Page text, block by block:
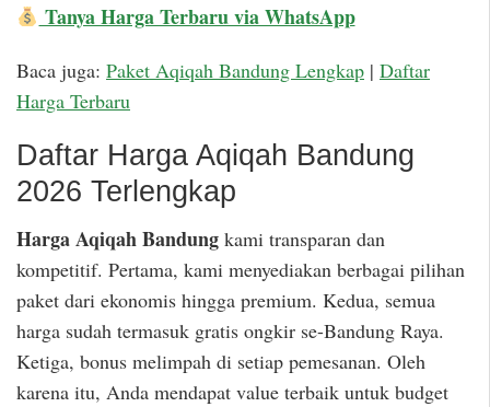
Tanya Harga Terbaru via WhatsApp
Baca juga: Paket Aqiqah Bandung Lengkap | Daftar
Harga Terbaru
Daftar Harga Aqiqah Bandung
2026 Terlengkap
Harga Aqiqah Bandung kami transparan dan
kompetitif. Pertama, kami menyediakan berbagai pilihan
paket dari ekonomis hingga premium. Kedua, semua
harga sudah termasuk gratis ongkir se-Bandung Raya.
Ketiga, bonus melimpah di setiap pemesanan. Oleh
karena itu, Anda mendapat value terbaik untuk budget